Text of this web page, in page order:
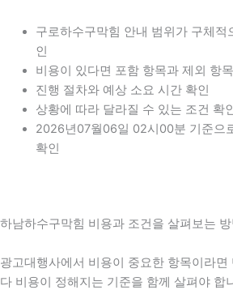
구로하수구막힘 안내 범위가 구체적
인
비용이 있다면 포함 항목과 제외 항
진행 절차와 예상 소요 시간 확인
상황에 따라 달라질 수 있는 조건 확
2026년07월06일 02시00분 기준으
확인
하남하수구막힘 비용과 조건을 살펴보는 방
광고대행사에서 비용이 중요한 항목이라
다 비용이 정해지는 기준을 함께 살펴야 합